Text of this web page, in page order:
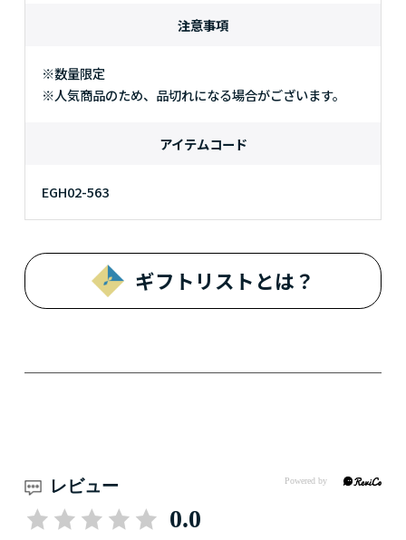
注意事項
※数量限定
※人気商品のため、品切れになる場合がございます。
アイテムコード
EGH02-563
ギフトリストとは？
レビュー
0.0